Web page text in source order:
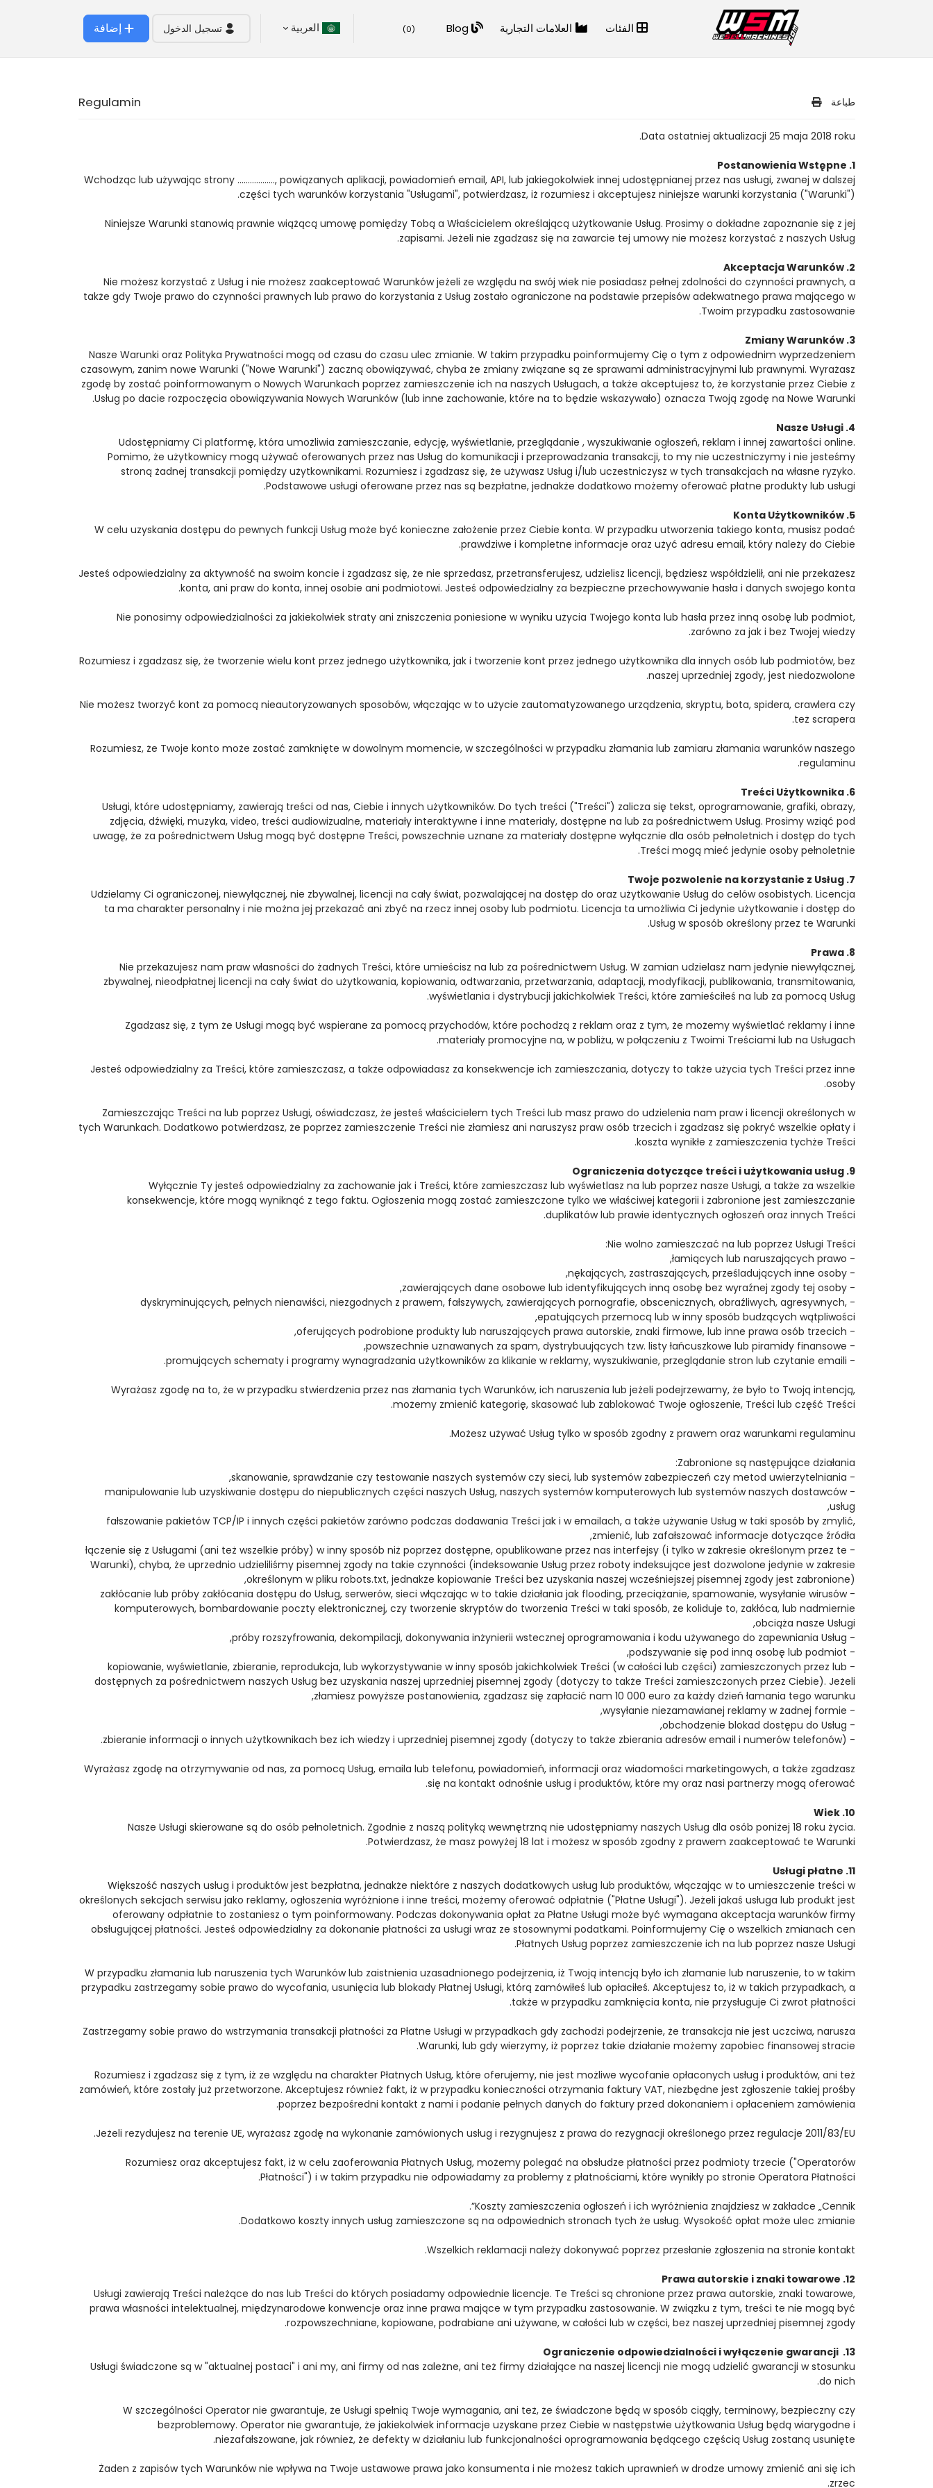
الفئات العلامات التجارية (
0
) العربية تسجيل الدخول إضافة
طباعة Regulamin
Data ostatniej aktualizacji 25 maja 2018 roku.
1. Postanowienia Wstępne
Wchodząc lub używając strony ………………, powiązanych aplikacji, powiadomień email, API, lub jakiegokolwiek innej udostępnianej przez nas usługi, zwanej w dalszej
części tych warunków korzystania "Usługami", potwierdzasz, iż rozumiesz i akceptujesz niniejsze warunki korzystania ("Warunki").
Niniejsze Warunki stanowią prawnie wiążącą umowę pomiędzy Tobą a Właścicielem określającą użytkowanie Usług. Prosimy o dokładne zapoznanie się z jej
zapisami. Jeżeli nie zgadzasz się na zawarcie tej umowy nie możesz korzystać z naszych Usług.
2. Akceptacja Warunków
Nie możesz korzystać z Usług i nie możesz zaakceptować Warunków jeżeli ze względu na swój wiek nie posiadasz pełnej zdolności do czynności prawnych, a
także gdy Twoje prawo do czynności prawnych lub prawo do korzystania z Usług zostało ograniczone na podstawie przepisów adekwatnego prawa mającego w
Twoim przypadku zastosowanie.
3. Zmiany Warunków
Nasze Warunki oraz Polityka Prywatności mogą od czasu do czasu ulec zmianie. W takim przypadku poinformujemy Cię o tym z odpowiednim wyprzedzeniem
czasowym, zanim nowe Warunki ("Nowe Warunki") zaczną obowiązywać, chyba że zmiany związane są ze sprawami administracyjnymi lub prawnymi. Wyrażasz
zgodę by zostać poinformowanym o Nowych Warunkach poprzez zamieszczenie ich na naszych Usługach, a także akceptujesz to, że korzystanie przez Ciebie z
Usług po dacie rozpoczęcia obowiązywania Nowych Warunków (lub inne zachowanie, które na to będzie wskazywało) oznacza Twoją zgodę na Nowe Warunki.
4. Nasze Usługi
Udostępniamy Ci platformę, która umożliwia zamieszczanie, edycję, wyświetlanie, przeglądanie , wyszukiwanie ogłoszeń, reklam i innej zawartości online.
Pomimo, że użytkownicy mogą używać oferowanych przez nas Usług do komunikacji i przeprowadzania transakcji, to my nie uczestniczymy i nie jesteśmy
stroną żadnej transakcji pomiędzy użytkownikami. Rozumiesz i zgadzasz się, że używasz Usług i/lub uczestniczysz w tych transakcjach na własne ryzyko.
Podstawowe usługi oferowane przez nas są bezpłatne, jednakże dodatkowo możemy oferować płatne produkty lub usługi.
5. Konta Użytkowników
W celu uzyskania dostępu do pewnych funkcji Usług może być konieczne założenie przez Ciebie konta. W przypadku utworzenia takiego konta, musisz podać
prawdziwe i kompletne informacje oraz użyć adresu email, który należy do Ciebie.
Jesteś odpowiedzialny za aktywność na swoim koncie i zgadzasz się, że nie sprzedasz, przetransferujesz, udzielisz licencji, będziesz współdzielił, ani nie przekażesz
konta, ani praw do konta, innej osobie ani podmiotowi. Jesteś odpowiedzialny za bezpieczne przechowywanie hasła i danych swojego konta.
Nie ponosimy odpowiedzialności za jakiekolwiek straty ani zniszczenia poniesione w wyniku użycia Twojego konta lub hasła przez inną osobę lub podmiot,
zarówno za jak i bez Twojej wiedzy.
Rozumiesz i zgadzasz się, że tworzenie wielu kont przez jednego użytkownika, jak i tworzenie kont przez jednego użytkownika dla innych osób lub podmiotów, bez
naszej uprzedniej zgody, jest niedozwolone.
Nie możesz tworzyć kont za pomocą nieautoryzowanych sposobów, włączając w to użycie zautomatyzowanego urządzenia, skryptu, bota, spidera, crawlera czy
też scrapera.
Rozumiesz, że Twoje konto może zostać zamknięte w dowolnym momencie, w szczególności w przypadku złamania lub zamiaru złamania warunków naszego
regulaminu.
6. Treści Użytkownika
Usługi, które udostępniamy, zawierają treści od nas, Ciebie i innych użytkowników. Do tych treści ("Treści") zalicza się tekst, oprogramowanie, grafiki, obrazy,
zdjęcia, dźwięki, muzyka, video, treści audiowizualne, materiały interaktywne i inne materiały, dostępne na lub za pośrednictwem Usług. Prosimy wziąć pod
uwagę, że za pośrednictwem Usług mogą być dostępne Treści, powszechnie uznane za materiały dostępne wyłącznie dla osób pełnoletnich i dostęp do tych
Treści mogą mieć jedynie osoby pełnoletnie.
7. Twoje pozwolenie na korzystanie z Usług
Udzielamy Ci ograniczonej, niewyłącznej, nie zbywalnej, licencji na cały świat, pozwalającej na dostęp do oraz użytkowanie Usług do celów osobistych. Licencja
ta ma charakter personalny i nie można jej przekazać ani zbyć na rzecz innej osoby lub podmiotu. Licencja ta umożliwia Ci jedynie użytkowanie i dostęp do
Usług w sposób określony przez te Warunki.
8. Prawa
Nie przekazujesz nam praw własności do żadnych Treści, które umieścisz na lub za pośrednictwem Usług. W zamian udzielasz nam jedynie niewyłącznej,
zbywalnej, nieodpłatnej licencji na cały świat do użytkowania, kopiowania, odtwarzania, przetwarzania, adaptacji, modyfikacji, publikowania, transmitowania,
wyświetlania i dystrybucji jakichkolwiek Treści, które zamieściłeś na lub za pomocą Usług.
Zgadzasz się, z tym że Usługi mogą być wspierane za pomocą przychodów, które pochodzą z reklam oraz z tym, że możemy wyświetlać reklamy i inne
materiały promocyjne na, w pobliżu, w połączeniu z Twoimi Treściami lub na Usługach.
Jesteś odpowiedzialny za Treści, które zamieszczasz, a także odpowiadasz za konsekwencje ich zamieszczania, dotyczy to także użycia tych Treści przez inne
osoby.
Zamieszczając Treści na lub poprzez Usługi, oświadczasz, że jesteś właścicielem tych Treści lub masz prawo do udzielenia nam praw i licencji określonych w
tych Warunkach. Dodatkowo potwierdzasz, że poprzez zamieszczenie Treści nie złamiesz ani naruszysz praw osób trzecich i zgadzasz się pokryć wszelkie opłaty i
koszta wynikłe z zamieszczenia tychże Treści.
9. Ograniczenia dotyczące treści i użytkowania usług
Wyłącznie Ty jesteś odpowiedzialny za zachowanie jak i Treści, które zamieszczasz lub wyświetlasz na lub poprzez nasze Usługi, a także za wszelkie
konsekwencje, które mogą wyniknąć z tego faktu. Ogłoszenia mogą zostać zamieszczone tylko we właściwej kategorii i zabronione jest zamieszczanie
duplikatów lub prawie identycznych ogłoszeń oraz innych Treści.
Nie wolno zamieszczać na lub poprzez Usługi Treści:
- łamiących lub naruszających prawo,
- nękających, zastraszających, prześladujących inne osoby,
- zawierających dane osobowe lub identyfikujących inną osobę bez wyraźnej zgody tej osoby,
- dyskryminujących, pełnych nienawiści, niezgodnych z prawem, fałszywych, zawierających pornografie, obscenicznych, obraźliwych, agresywnych,
epatujących przemocą lub w inny sposób budzących wątpliwości,
- oferujących podrobione produkty lub naruszających prawa autorskie, znaki firmowe, lub inne prawa osób trzecich,
- powszechnie uznawanych za spam, dystrybuujących tzw. listy łańcuszkowe lub piramidy finansowe,
- promujących schematy i programy wynagradzania użytkowników za klikanie w reklamy, wyszukiwanie, przeglądanie stron lub czytanie emaili.
Wyrażasz zgodę na to, że w przypadku stwierdzenia przez nas złamania tych Warunków, ich naruszenia lub jeżeli podejrzewamy, że było to Twoją intencją,
możemy zmienić kategorię, skasować lub zablokować Twoje ogłoszenie, Treści lub część Treści.
Możesz używać Usług tylko w sposób zgodny z prawem oraz warunkami regulaminu.
Zabronione są następujące działania:
- skanowanie, sprawdzanie czy testowanie naszych systemów czy sieci, lub systemów zabezpieczeń czy metod uwierzytelniania,
- manipulowanie lub uzyskiwanie dostępu do niepublicznych części naszych Usług, naszych systemów komputerowych lub systemów naszych dostawców
usług,
fałszowanie pakietów TCP/IP i innych części pakietów zarówno podczas dodawania Treści jak i w emailach, a także używanie Usług w taki sposób by zmylić,
zmienić, lub zafałszować informacje dotyczące źródła,
- łączenie się z Usługami (ani też wszelkie próby) w inny sposób niż poprzez dostępne, opublikowane przez nas interfejsy (i tylko w zakresie określonym przez te
Warunki), chyba, że uprzednio udzieliliśmy pisemnej zgody na takie czynności (indeksowanie Usług przez roboty indeksujące jest dozwolone jedynie w zakresie
określonym w pliku robots.txt, jednakże kopiowanie Treści bez uzyskania naszej wcześniejszej pisemnej zgody jest zabronione),
- zakłócanie lub próby zakłócania dostępu do Usług, serwerów, sieci włączając w to takie działania jak flooding, przeciążanie, spamowanie, wysyłanie wirusów
komputerowych, bombardowanie poczty elektronicznej, czy tworzenie skryptów do tworzenia Treści w taki sposób, że koliduje to, zakłóca, lub nadmiernie
obciąża nasze Usługi,
- próby rozszyfrowania, dekompilacji, dokonywania inżynierii wstecznej oprogramowania i kodu używanego do zapewniania Usług,
- podszywanie się pod inną osobę lub podmiot,
- kopiowanie, wyświetlanie, zbieranie, reprodukcja, lub wykorzystywanie w inny sposób jakichkolwiek Treści (w całości lub części) zamieszczonych przez lub
dostępnych za pośrednictwem naszych Usług bez uzyskania naszej uprzedniej pisemnej zgody (dotyczy to także Treści zamieszczonych przez Ciebie). Jeżeli
złamiesz powyższe postanowienia, zgadzasz się zapłacić nam 10 000 euro za każdy dzień łamania tego warunku,
- wysyłanie niezamawianej reklamy w żadnej formie,
- obchodzenie blokad dostępu do Usług,
- zbieranie informacji o innych użytkownikach bez ich wiedzy i uprzedniej pisemnej zgody (dotyczy to także zbierania adresów email i numerów telefonów).
Wyrażasz zgodę na otrzymywanie od nas, za pomocą Usług, emaila lub telefonu, powiadomień, informacji oraz wiadomości marketingowych, a także zgadzasz
się na kontakt odnośnie usług i produktów, które my oraz nasi partnerzy mogą oferować.
10. Wiek
Nasze Usługi skierowane są do osób pełnoletnich. Zgodnie z naszą polityką wewnętrzną nie udostępniamy naszych Usług dla osób poniżej 18 roku życia.
Potwierdzasz, że masz powyżej 18 lat i możesz w sposób zgodny z prawem zaakceptować te Warunki.
11. Usługi płatne
Większość naszych usług i produktów jest bezpłatna, jednakże niektóre z naszych dodatkowych usług lub produktów, włączając w to umieszczenie treści w
określonych sekcjach serwisu jako reklamy, ogłoszenia wyróżnione i inne treści, możemy oferować odpłatnie ("Płatne Usługi"). Jeżeli jakaś usługa lub produkt jest
oferowany odpłatnie to zostaniesz o tym poinformowany. Podczas dokonywania opłat za Płatne Usługi może być wymagana akceptacja warunków firmy
obsługującej płatności. Jesteś odpowiedzialny za dokonanie płatności za usługi wraz ze stosownymi podatkami. Poinformujemy Cię o wszelkich zmianach cen
Płatnych Usług poprzez zamieszczenie ich na lub poprzez nasze Usługi.
W przypadku złamania lub naruszenia tych Warunków lub zaistnienia uzasadnionego podejrzenia, iż Twoją intencją było ich złamanie lub naruszenie, to w takim
przypadku zastrzegamy sobie prawo do wycofania, usunięcia lub blokady Płatnej Usługi, którą zamówiłeś lub opłaciłeś. Akceptujesz to, iż w takich przypadkach, a
także w przypadku zamknięcia konta, nie przysługuje Ci zwrot płatności.
Zastrzegamy sobie prawo do wstrzymania transakcji płatności za Płatne Usługi w przypadkach gdy zachodzi podejrzenie, że transakcja nie jest uczciwa, narusza
Warunki, lub gdy wierzymy, iż poprzez takie działanie możemy zapobiec finansowej stracie.
Rozumiesz i zgadzasz się z tym, iż ze względu na charakter Płatnych Usług, które oferujemy, nie jest możliwe wycofanie opłaconych usług i produktów, ani też
zamówień, które zostały już przetworzone. Akceptujesz również fakt, iż w przypadku konieczności otrzymania faktury VAT, niezbędne jest zgłoszenie takiej prośby
poprzez bezpośredni kontakt z nami i podanie pełnych danych do faktury przed dokonaniem i opłaceniem zamówienia.
Jeżeli rezydujesz na terenie UE, wyrażasz zgodę na wykonanie zamówionych usług i rezygnujesz z prawa do rezygnacji określonego przez regulacje 2011/83/EU.
Rozumiesz oraz akceptujesz fakt, iż w celu zaoferowania Płatnych Usług, możemy polegać na obsłudze płatności przez podmioty trzecie ("Operatorów
Płatności") i w takim przypadku nie odpowiadamy za problemy z płatnościami, które wynikły po stronie Operatora Płatności.
Koszty zamieszczenia ogłoszeń i ich wyróżnienia znajdziesz w zakładce „Cennik”.
Dodatkowo koszty innych usług zamieszczone są na odpowiednich stronach tych że usług. Wysokość opłat może ulec zmianie.
Wszelkich reklamacji należy dokonywać poprzez przesłanie zgłoszenia na stronie kontakt.
12. Prawa autorskie i znaki towarowe
Usługi zawierają Treści należące do nas lub Treści do których posiadamy odpowiednie licencje. Te Treści są chronione przez prawa autorskie, znaki towarowe,
prawa własności intelektualnej, międzynarodowe konwencje oraz inne prawa mające w tym przypadku zastosowanie. W związku z tym, treści te nie mogą być
rozpowszechniane, kopiowane, podrabiane ani używane, w całości lub w części, bez naszej uprzedniej pisemnej zgody.
13. Ograniczenie odpowiedzialności i wyłączenie gwarancji
Usługi świadczone są w "aktualnej postaci" i ani my, ani firmy od nas zależne, ani też firmy działające na naszej licencji nie mogą udzielić gwarancji w stosunku
do nich.
W szczególności Operator nie gwarantuje, że Usługi spełnią Twoje wymagania, ani też, że świadczone będą w sposób ciągły, terminowy, bezpieczny czy
bezproblemowy. Operator nie gwarantuje, że jakiekolwiek informacje uzyskane przez Ciebie w następstwie użytkowania Usług będą wiarygodne i
niezafałszowane, jak również, że defekty w działaniu lub funkcjonalności oprogramowania będącego częścią Usług zostaną usunięte.
Żaden z zapisów tych Warunków nie wpływa na Twoje ustawowe prawa jako konsumenta i nie możesz takich uprawnień w drodze umowy zmienić ani się ich
zrzec.